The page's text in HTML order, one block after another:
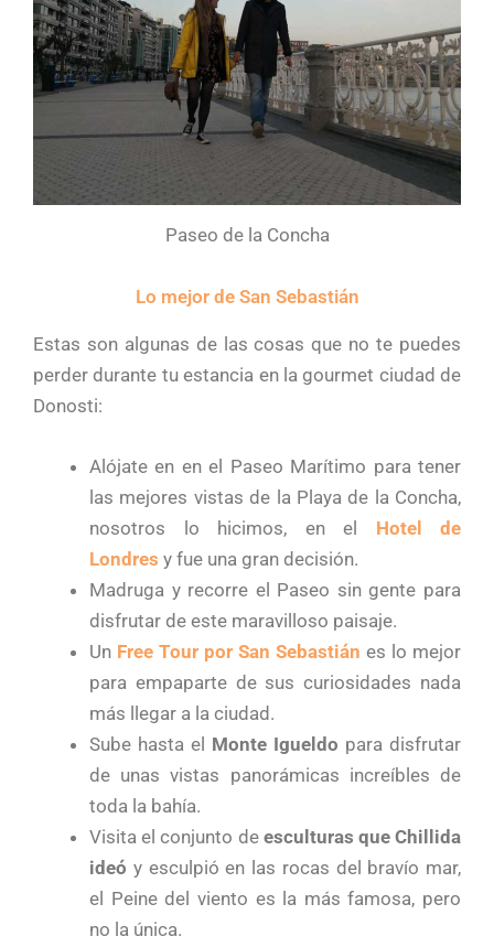
Paseo de la Concha
Lo mejor de San Sebastián
Estas son algunas de las cosas que no te puedes
perder durante tu estancia en la gourmet ciudad de
Donosti:
Alójate en en el Paseo Marítimo para tener
las mejores vistas de la Playa de la Concha,
nosotros lo hicimos, en el Hotel de
Londres y fue una gran decisión.
Madruga y recorre el Paseo sin gente para
disfrutar de este maravilloso paisaje.
Un Free Tour por San Sebastián es lo mejor
para empaparte de sus curiosidades nada
más llegar a la ciudad.
Sube hasta el Monte Igueldo para disfrutar
de unas vistas panorámicas increíbles de
toda la bahía.
Visita el conjunto de esculturas que Chillida
ideó y esculpió en las rocas del bravío mar,
el Peine del viento es la más famosa, pero
no la única.